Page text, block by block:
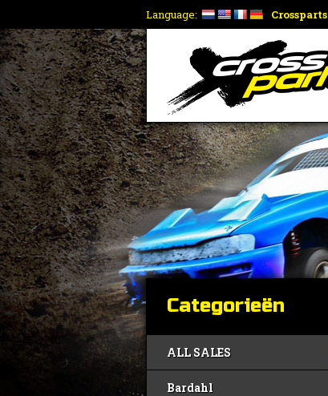
Language: Crossparts
Categorieën
ALL SALES
Bardahl